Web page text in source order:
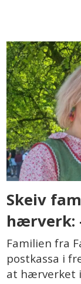
Skeiv
hærverk:
Familien fra
postkassa i
at hærverket